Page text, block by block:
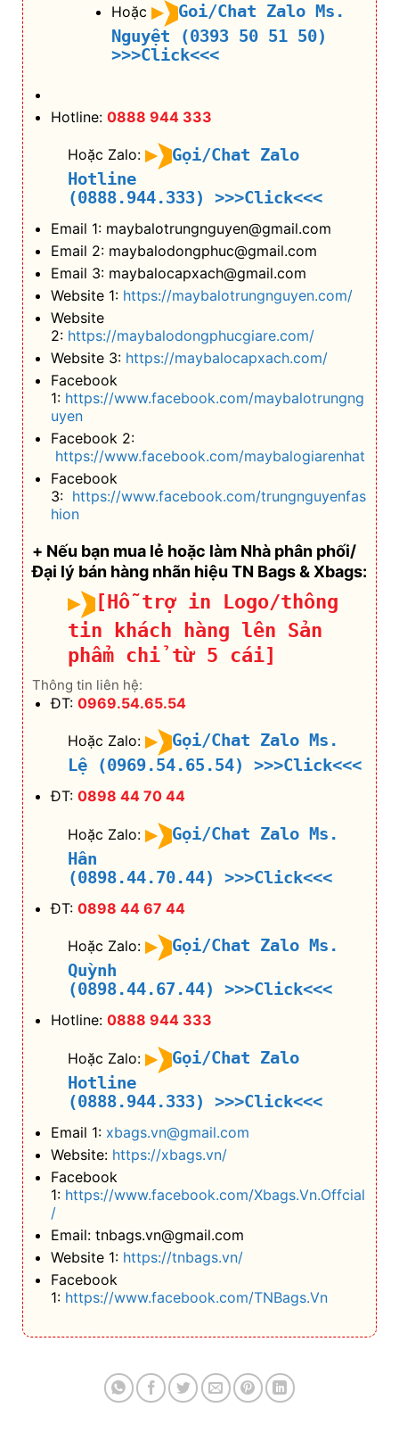
Hoặc
Goi/Chat Zalo Ms.
Nguyệt (0393 50 51 50)
>>>Click<<<
Hotline: 0888 944 333
Hoặc Zalo:
Gọi/Chat Zalo
Hotline
(0888.944.333)
>>>Click<<<
Email 1: maybalotrungnguyen@gmail.com
Email 2: maybalodongphuc@gmail.com
Email 3: maybalocapxach@gmail.com
Website 1: https://maybalotrungnguyen.com/
Website
2: https://maybalodongphucgiare.com/
Website 3: https://maybalocapxach.com/
Facebook
1: https://www.facebook.com/maybalotrungng
uyen
Facebook 2:
https://www.facebook.com/maybalogiarenhat
Facebook
3: https://www.facebook.com/trungnguyenfas
hion
+ Nếu bạn mua lẻ hoặc làm Nhà phân phối/
Đại lý bán hàng nhãn hiệu TN Bags & Xbags:
[Hỗ trợ in Logo/thông
tin khách hàng lên Sản
phẩm chỉ từ 5 cái]
Thông tin liên hệ:
ĐT: 0969.54.65.54
Hoặc Zalo:
Gọi/Chat Zalo Ms.
Lệ (0969.54.65.54)
>>>Click<<<
ĐT: 0898 44 70 44
Hoặc Zalo:
Gọi/Chat Zalo Ms.
Hân
(0898.44.70.44)
>>>Click<<<
ĐT: 0898 44 67 44
Hoặc Zalo:
Gọi/Chat Zalo Ms.
Quỳnh
(0898.44.67.44)
>>>Click<<<
Hotline: 0888 944 333
Hoặc Zalo:
Gọi/Chat Zalo
Hotline
(0888.944.333)
>>>Click<<<
Email 1: xbags.vn@gmail.com
Website: https://xbags.vn/
Facebook
1: https://www.facebook.com/Xbags.Vn.Offcial
/
Email: tnbags.vn@gmail.com
Website 1: https://tnbags.vn/
Facebook
1: https://www.facebook.com/TNBags.Vn